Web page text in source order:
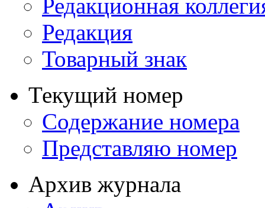
Редакционная
Редакция
Товарный знак
Текущий номер
Содержание номера
Представляю номер
Архив журнала